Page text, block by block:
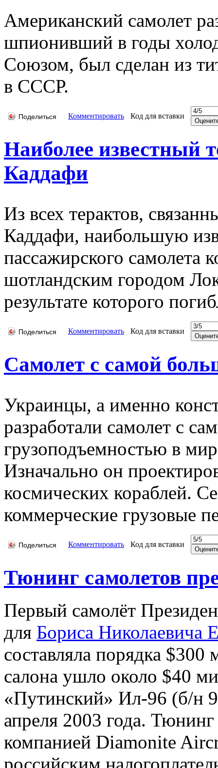
Американский самолет
шпионивший в годы
Союзом, был сделан из
в СССР.
Поделиться Комментировать Код для вставки
Наиболее известный
Каддафи
Из всех терактов,
Каддафи, наибольшую
пассажирского самолета
шотландским городом
результате которого
Поделиться Комментировать Код для вставки
Самолет с самой
Украинцы, а именно
разработали самолет с
грузоподъемностью в
Изначально он
космических кораблей.
коммерческие грузовые
Поделиться Комментировать Код для вставки
Тюнинг самолетов
Первый самолёт
для Бориса Николаевича
составляла порядка
салона ушло около $40
«Путинский» Ил-96 (б/н
апреля 2003 года.
компанией Diamonite
российским